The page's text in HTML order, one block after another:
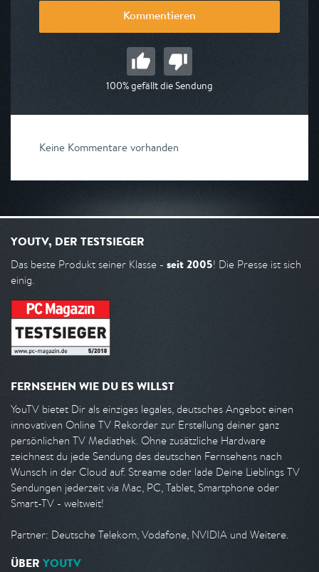
Kommentieren
100% gefällt die Sendung
Keine Kommentare vorhanden
YOUTV, DER TESTSIEGER
Das beste Produkt seiner Klasse - seit 2005! Die Presse ist sich
einig.
FERNSEHEN WIE DU ES WILLST
YouTV bietet Dir als einziges legales, deutsches Angebot einen
innovativen Online TV Rekorder zur Erstellung deiner ganz
persönlichen TV Mediathek. Ohne zusätzliche Hardware
zeichnest du jede Sendung des deutschen Fernsehens nach
Wunsch in der Cloud auf. Streame oder lade Deine Lieblings TV
Sendungen jederzeit via Mac, PC, Tablet, Smartphone oder
Smart-TV - weltweit!
Partner: Deutsche Telekom, Vodafone, NVIDIA und Weitere.
ÜBER YOUTV